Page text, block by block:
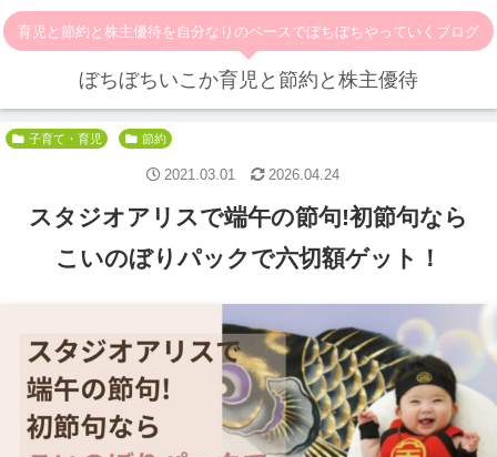
育児と節約と株主優待を自分なりのペースでぼちぼちやっていくブログ
ぼちぼちいこか育児と節約と株主優待
子育て・育児 節約
スタジオアリスで端午の節句!初節句なら
こいのぼりパックで六切額ゲット！
2021.03.01 2026.04.24